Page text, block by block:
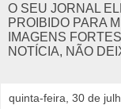
O SEU JORNAL
PROIBIDO PARA
IMAGENS
NOTÍCIA, NÃO
quinta-feira, 30 de